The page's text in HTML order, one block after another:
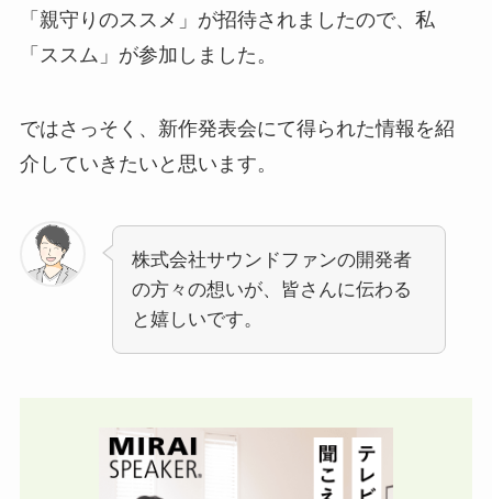
「親守りのススメ」が招待されましたので、私
「ススム」が参加しました。
ではさっそく、新作発表会にて得られた情報を紹
介していきたいと思います。
株式会社サウンドファンの開発者
の方々の想いが、皆さんに伝わる
と嬉しいです。